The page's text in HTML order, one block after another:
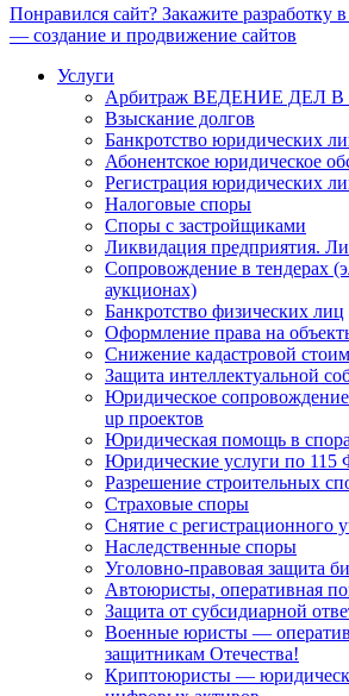
Понравился сайт? Закажите разработку
— создание и продвижение сайтов
Услуги
Арбитраж ВЕДЕНИЕ ДЕЛ
Взыскание долгов
Банкротство юридических
Абонентское юридическое
Регистрация юридических
Налоговые споры
Споры с застройщиками
Ликвидация предприятия.
Сопровождение в тендерах
аукционах)
Банкротство физических лиц
Оформление права на
Снижение кадастровой
Защита интеллектуальной
Юридическое
up проектов
Юридическая помощь в
Юридические услуги по 115
Разрешение строительных
Страховые споры
Снятие с регистрационного
Наследственные споры
Уголовно-правовая защита
Автоюристы, оперативная
Защита от субсидиарной
Военные юристы —
защитникам Отечества!
Криптоюристы —